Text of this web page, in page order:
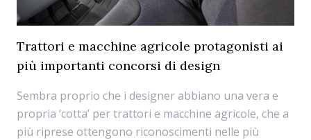
Trattori e macchine agricole protagonisti ai
più importanti concorsi di design
Sembra proprio che i designer abbiano una vera e
propria ‘cotta’ per trattori e macchine agricole, che a
più riprese ottengono riconoscimenti nelle più